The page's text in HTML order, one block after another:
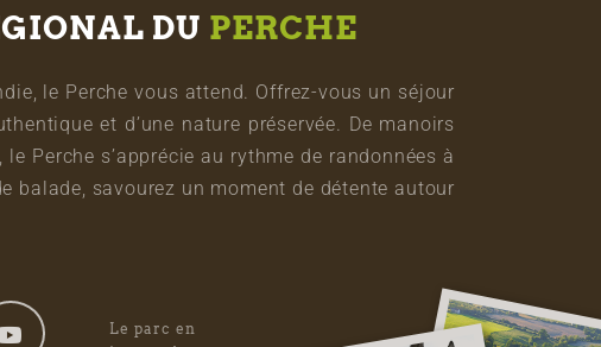
DU PERCHE
le Perche vous attend. Offrez-vous un séjour
et d’une nature préservée. De manoirs
Perche s’apprécie au rythme de randonnées à
balade, savourez un moment de détente autour
Le parc en